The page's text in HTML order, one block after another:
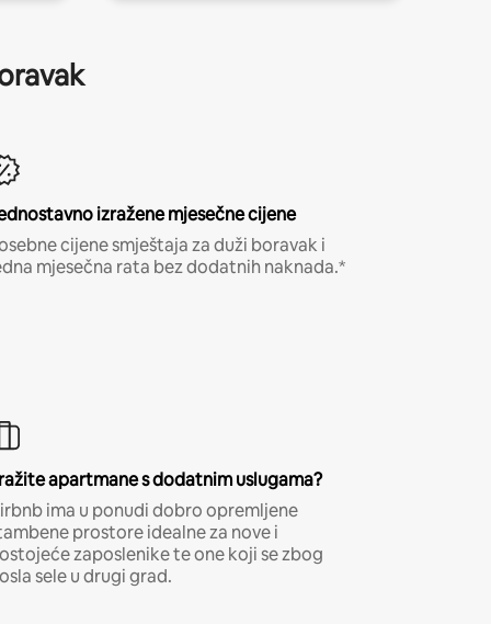
izražene mjesečne cijene
cijene smještaja za duži boravak i
mjesečna rata bez dodatnih naknada.*
apartmane s dodatnim uslugama?
ima u ponudi dobro opremljene
prostore idealne za nove i
zaposlenike te one koji se zbog
sele u drugi grad.